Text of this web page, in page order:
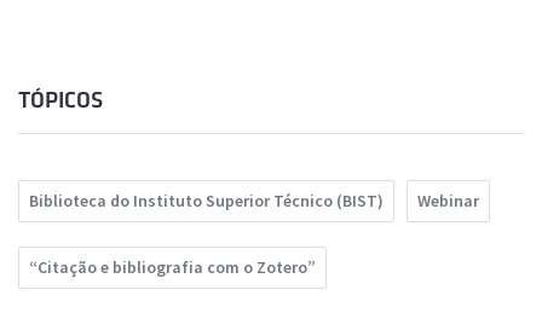
TÓPICOS
Biblioteca do Instituto Superior Técnico (BIST) Webinar
“Citação e bibliografia com o Zotero”